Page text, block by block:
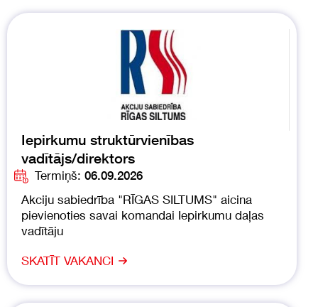
Iepirkumu struktūrvienības
vadītājs/direktors
Termiņš: 06.09.2026
Akciju sabiedrība "RĪGAS SILTUMS" aicina
pievienoties savai komandai Iepirkumu daļas
vadītāju
SKATĪT VAKANCI